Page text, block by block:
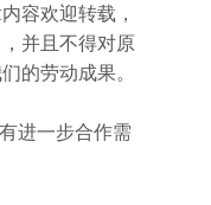
容欢迎转载，
并且不得对原
的劳动成果。
进一步合作需